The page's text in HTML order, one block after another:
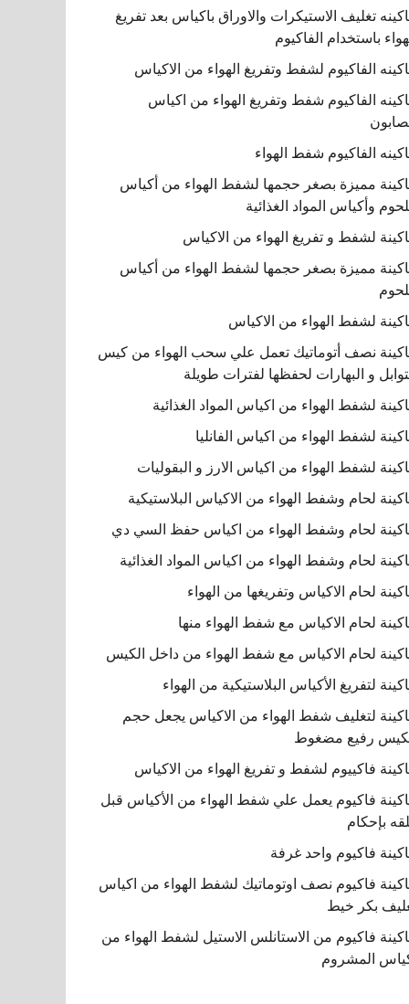
تغليف الاستيكرات والاوراق باكياس بعد تفريغ
باستخدام الفاكيوم
الفاكيوم لشفط وتفريغ الهواء من الاكياس
الفاكيوم شفط وتفريغ الهواء من اكياس
الفاكيوم شفط الهواء
مميزة بصغر حجمها لشفط الهواء من أكياس
وأكياس المواد الغذائية
لشفط و تفريغ الهواء من الاكياس
مميزة بصغر حجمها لشفط الهواء من أكياس
لشفط الهواء من الاكياس
نصف أتوماتيك تعمل علي سحب الهواء من كيس
و البهارات لحفظها لفترات طويلة
لشفط الهواء من اكياس المواد الغذائية
لشفط الهواء من اكياس الفانليا
لشفط الهواء من اكياس الارز و البقوليات
لحام وشفط الهواء من الاكياس البلاستيكية
لحام وشفط الهواء من اكياس حفظ السي دي
لحام وشفط الهواء من اكياس المواد الغذائية
لحام الاكياس وتفريغها من الهواء
لحام الاكياس مع شفط الهواء منها
لحام الاكياس مع شفط الهواء من داخل الكيس
لتفريغ الأكياس البلاستيكية من الهواء
لتغليف شفط الهواء من الاكياس يجعل حجم
رفيع مضغوط
فاكييوم لشفط و تفريغ الهواء من الاكياس
فاكيوم يعمل علي شفط الهواء من الأكياس قبل
بإحكام
فاكيوم واحد غرفة
فاكيوم نصف اوتوماتيك لشفط الهواء من اكياس
بكر خيط
فاكيوم من الاستانلس الاستيل لشفط الهواء من
المشروم